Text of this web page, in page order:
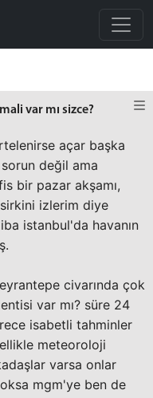
var mı sizce?
açar başka
değil ama
bir pazar akşamı,
izlerim diye
istanbul'da havanın
civarında çok
var mı? süre 24
isabetli tahminler
meteoroloji
varsa onlar
mgm'ye ben de